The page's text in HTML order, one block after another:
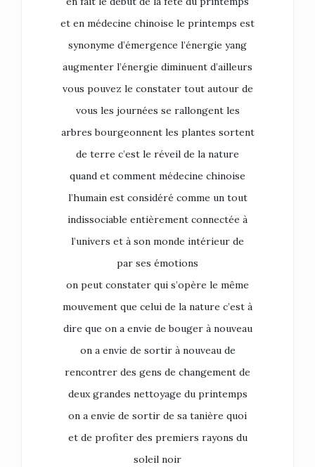
et en médecine chinoise le printemps est
synonyme d’émergence l’énergie yang
augmenter l’énergie diminuent d’ailleurs
vous pouvez le constater tout autour de
vous les journées se rallongent les
arbres bourgeonnent les plantes sortent
de terre c’est le réveil de la nature
quand et comment médecine chinoise
l’humain est considéré comme un tout
indissociable entièrement connectée à
l’univers et à son monde intérieur de
par ses émotions
on peut constater qui s’opère le même
mouvement que celui de la nature c’est à
dire que on a envie de bouger à nouveau
on a envie de sortir à nouveau de
rencontrer des gens de changement de
deux grandes nettoyage du printemps
on a envie de sortir de sa tanière quoi
et de profiter des premiers rayons du
soleil noir